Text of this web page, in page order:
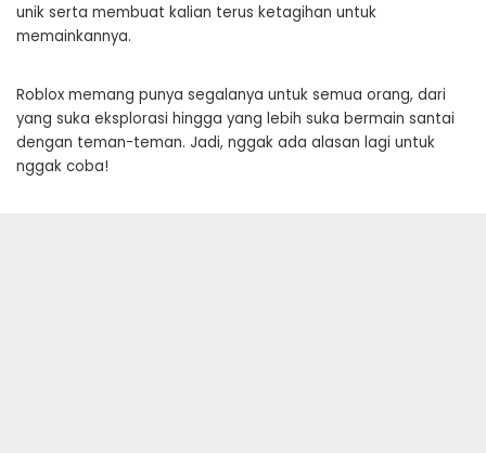
unik serta membuat kalian terus ketagihan untuk
memainkannya.
Roblox memang punya segalanya untuk semua orang, dari
yang suka eksplorasi hingga yang lebih suka bermain santai
dengan teman-teman. Jadi, nggak ada alasan lagi untuk
nggak coba!